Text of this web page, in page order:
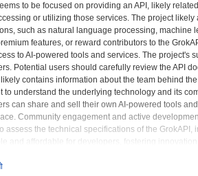
to be focused on providing an API, likely
or utilizing those services. The project
such as natural language processing, machine
features, or reward contributors to the
to AI-powered tools and services. The project's
Potential users should carefully review the API
contains information about the team behind
to understand the underlying technology and its
can share and sell their own AI-powered tools
Community engagement and active
assess the technical specifications of the
and affordable for developers, fostering